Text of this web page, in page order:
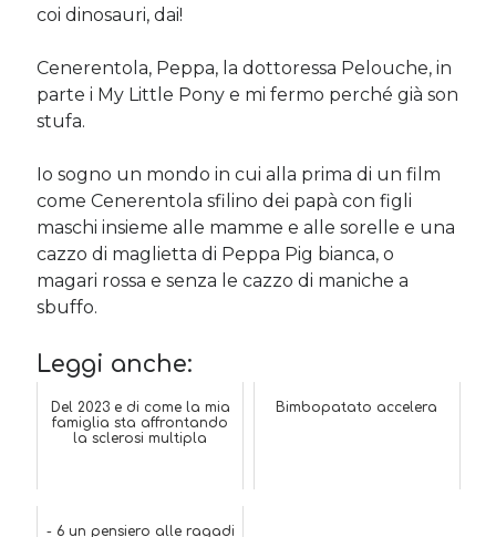
coi dinosauri, dai!
Cenerentola, Peppa, la dottoressa Pelouche, in
parte i My Little Pony e mi fermo perché già son
stufa.
Io sogno un mondo in cui alla prima di un film
come Cenerentola sfilino dei papà con figli
maschi insieme alle mamme e alle sorelle e una
cazzo di maglietta di Peppa Pig bianca, o
magari rossa e senza le cazzo di maniche a
sbuffo.
Leggi anche:
Del 2023 e di come la mia
famiglia sta affrontando
la sclerosi multipla
Bimbopatato accelera
- 6 un pensiero alle ragadi